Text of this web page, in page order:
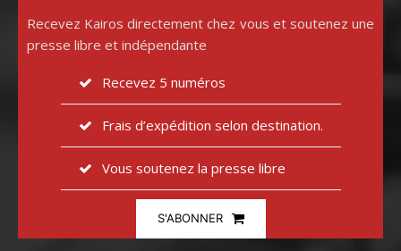
Recevez Kairos directement chez vous et soutenez une
presse libre et indépendante
Recevez 5 numéros
Frais d’expédition selon destination.
Vous soutenez la presse libre
S'ABONNER